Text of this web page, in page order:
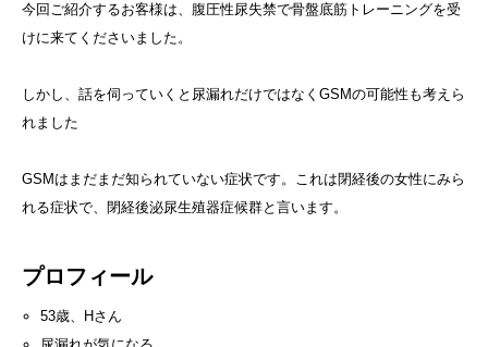
今回ご紹介するお客様は、腹圧性尿失禁で骨盤底筋トレーニングを受
けに来てくださいました。
しかし、話を伺っていくと尿漏れだけではなくGSMの可能性も考えら
れました
GSMはまだまだ知られていない症状です。これは閉経後の女性にみら
れる症状で、閉経後泌尿生殖器症候群と言います。
プロフィール
53歳、Hさん